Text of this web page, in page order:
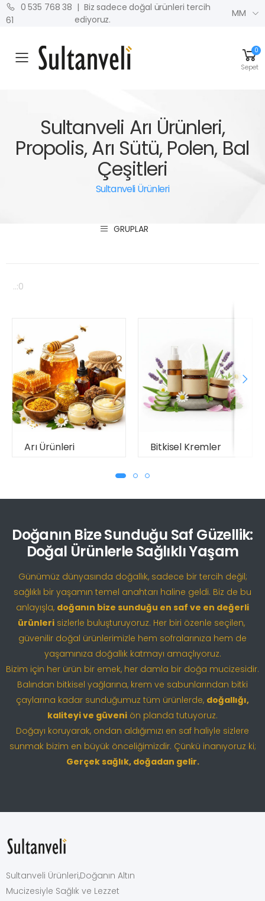
0 535 768 38
61
| Biz sadece doğal ürünleri tercih
ediyoruz.
MM
MENU
0
Sepet
Sultanveli Arı Ürünleri,
Propolis, Arı Sütü, Polen, Bal
Çeşitleri
Sultanveli Ürünleri
GRUPLAR
..:0
Arı Ürünleri Bitkisel Kremler
Doğanın Bize Sunduğu Saf Güzellik:
Doğal Ürünlerle Sağlıklı Yaşam
Günümüz dünyasında doğallık, sadece bir tercih değil;
sağlıklı bir yaşamın temel anahtarı haline geldi. Biz de bu
anlayışla, doğanın bize sunduğu en saf ve en değerli
ürünleri sizlerle buluşturuyoruz. Her biri özenle seçilen,
güvenilir doğal ürünlerimizle hem sofralarınıza hem de
yaşamınıza doğallık katmayı amaçlıyoruz.
Bizim için her ürün bir emek, her damla bir doğa mucizesidir.
Balından bitkisel yağlarına, krem ve sabunlarından bitki
çaylarına kadar sunduğumuz tüm ürünlerde, doğallığı,
kaliteyi ve güveni ön planda tutuyoruz.
Doğayı koruyarak, ondan aldığımızı en saf haliyle sizlere
sunmak bizim en büyük önceliğimizdir. Çünkü inanıyoruz ki;
Gerçek sağlık, doğadan gelir.
Sultanveli Ürünleri,Doğanın Altın
Mucizesiyle Sağlık ve Lezzet